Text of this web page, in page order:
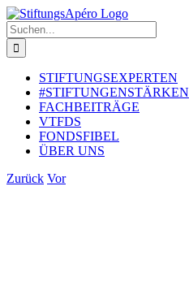
Zum
Inhalt
springen
Suche
nach:
STIFTUNGSEXPERTEN
#STIFTUNGENSTÄRKEN
FACHBEITRÄGE
VTFDS
FONDSFIBEL
ÜBER UNS
Zurück Vor